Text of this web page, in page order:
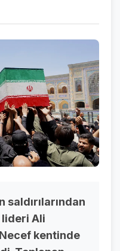
lideri Ali
kentinde